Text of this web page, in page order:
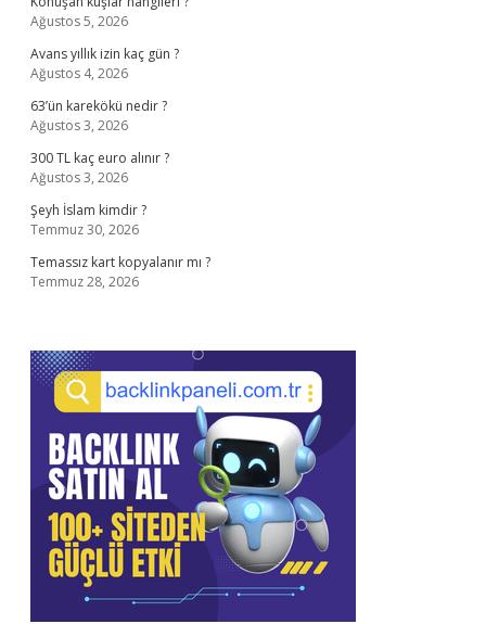
Ağustos 5, 2026
Avans yıllık izin kaç gün ?
Ağustos 4, 2026
63’ün karekökü nedir ?
Ağustos 3, 2026
300 TL kaç euro alınır ?
Ağustos 3, 2026
Şeyh İslam kimdir ?
Temmuz 30, 2026
Temassız kart kopyalanır mı ?
Temmuz 28, 2026